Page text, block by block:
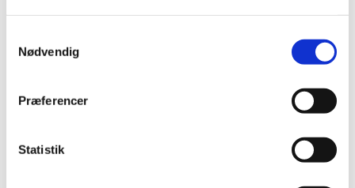
Nødvendig
Præferencer
Statistik
KaVo
KaVo instrumenter
KaVo MASTERmatic hånd- og vinkelstykker
KaVo SMARTmatic hånd- og vinkelstykker